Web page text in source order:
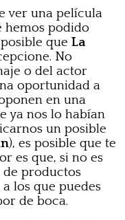
ver una película
hemos podido
que La
No
o del actor
oportunidad a
en una
ya nos lo habían
un posible
), es posible que te
es que, si no es
de productos
a los que puedes
de boca.